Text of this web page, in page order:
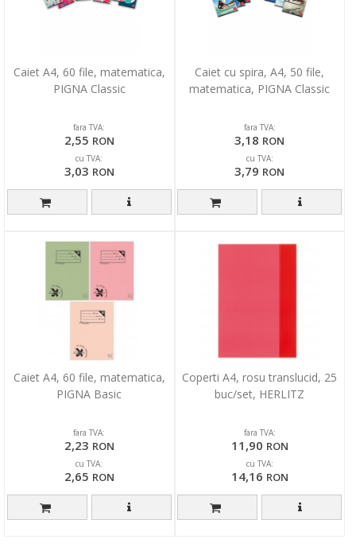
Caiet A4, 60 file, matematica,
PIGNA Classic
fara TVA:
2,55 RON
cu TVA:
3,03 RON
Caiet cu spira, A4, 50 file,
matematica, PIGNA Classic
fara TVA:
3,18 RON
cu TVA:
3,79 RON
Caiet A4, 60 file, matematica,
PIGNA Basic
fara TVA:
2,23 RON
cu TVA:
2,65 RON
Coperti A4, rosu translucid, 25
buc/set, HERLITZ
fara TVA:
11,90 RON
cu TVA:
14,16 RON